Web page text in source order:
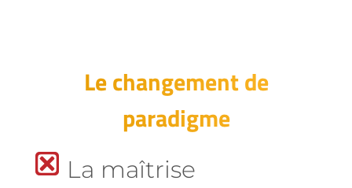
Le changement de
paradigme
La maîtrise